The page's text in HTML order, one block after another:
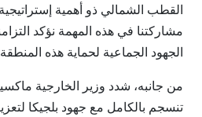
القطب الشمالي ذو أهمية
مشاركتنا في هذه المهمة نؤكد
الجهود الجماعية لحماية هذه
من جانبه، شدد وزير الخارجية
تنسجم بالكامل مع جهود بلجيكا